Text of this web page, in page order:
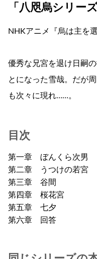
「八咫烏シリー
NHKアニメ『烏は主を
優秀な兄宮を退け日嗣
とになった雪哉。だが
も次々に現れ……。
目次
第一章 ぼんくら次男
第二章 うつけの若宮
第三章 谷間
第四章 桜花宮
第五章 七夕
第六章 回答